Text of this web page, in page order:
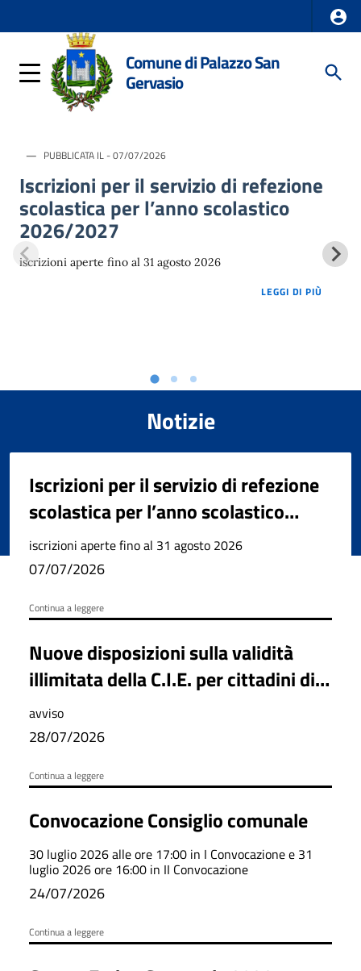
Comune di Palazzo San
Gervasio
PUBBLICATA IL - 07/07/2026
Iscrizioni per il servizio di refezione
scolastica per l’anno scolastico
2026/2027
iscrizioni aperte fino al 31 agosto 2026
LEGGI DI PIÙ
Notizie
Iscrizioni per il servizio di refezione
scolastica per l’anno scolastico
2026/2027
iscrizioni aperte fino al 31 agosto 2026
07/07/2026
Continua a leggere
Nuove disposizioni sulla validità
illimitata della C.I.E. per cittadini di
età pari o superiore ai settant’anni
avviso
28/07/2026
Continua a leggere
Convocazione Consiglio comunale
30 luglio 2026 alle ore 17:00 in I Convocazione e 31
luglio 2026 ore 16:00 in II Convocazione
24/07/2026
Continua a leggere